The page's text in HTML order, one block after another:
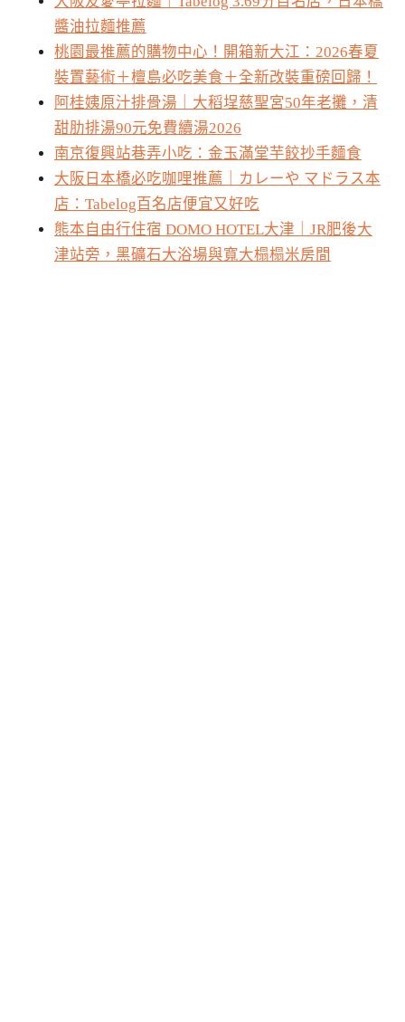
醬油拉麵推薦
桃園最推薦的購物中心！開箱新大江：2026春夏
裝置藝術＋檀島必吃美食＋全新改裝重磅回歸！
阿桂姨原汁排骨湯｜大稻埕慈聖宮50年老攤，清
甜肋排湯90元免費續湯2026
南京復興站巷弄小吃：金玉滿堂芋餃抄手麵食
大阪日本橋必吃咖哩推薦｜カレーや マドラス本
店：Tabelog百名店便宜又好吃
熊本自由行住宿 DOMO HOTEL大津｜JR肥後大
津站旁，黑礦石大浴場與寬大榻榻米房間